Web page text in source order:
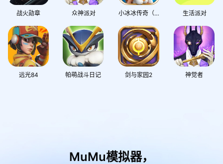
战火勋章 众神派对 小冰冰传奇（官方正版怀旧服） 生活派对
远光84 帕萌战斗日记 剑与家园2 神觉者
MuMu模拟器，